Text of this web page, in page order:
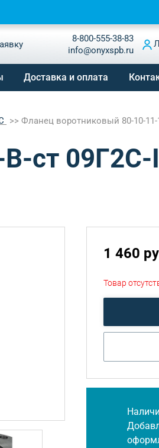
8-800-555-38-83
info@onyxspb.ru
Доставка и оплата
Фланец воротниковый 80-10-
ст 09Г2С-
1 460
Товар